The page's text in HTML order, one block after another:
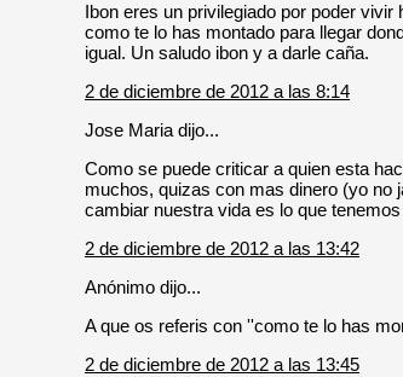
Ibon eres un privilegiado por poder
como te lo has montado para llegar
igual. Un saludo ibon y a darle caña.
2 de diciembre de 2012 a las 8:14
Jose Maria dijo...
Como se puede criticar a quien esta
muchos, quizas con mas dinero (yo no
cambiar nuestra vida es lo que
2 de diciembre de 2012 a las 13:42
Anónimo dijo...
A que os referis con ''como te lo has
2 de diciembre de 2012 a las 13:45